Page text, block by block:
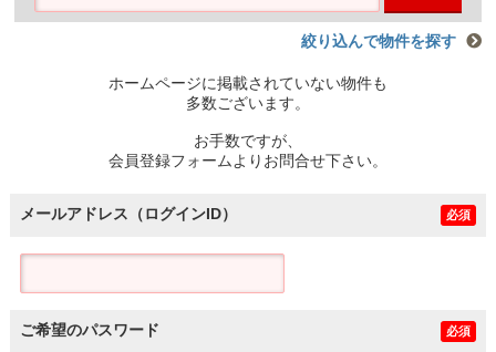
絞り込んで物件を探す
ホームページに掲載されていない物件も
多数ございます。
お手数ですが、
会員登録フォームよりお問合せ下さい。
メールアドレス（ログインID） 必須
ご希望のパスワード 必須